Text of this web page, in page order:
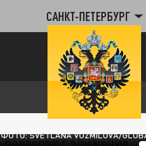
САНКТ-ПЕТЕРБУРГ
ФОТО: SVETLANA VOZMILOVA/